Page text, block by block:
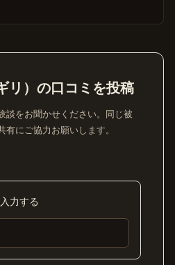
リ）の口コミを投稿
談をお聞かせください。同じ被
にご協力お願いします。
力する